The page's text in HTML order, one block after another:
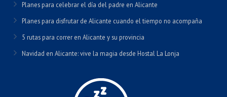
Planes para celebrar el día del padre en Alicante
Planes para disfrutar de Alicante cuando el tiempo no acompaña
5 rutas para correr en Alicante y su provincia
Navidad en Alicante: vive la magia desde Hostal La Lonja